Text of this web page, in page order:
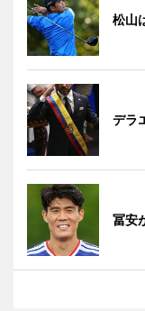
松山
デラ
冨安